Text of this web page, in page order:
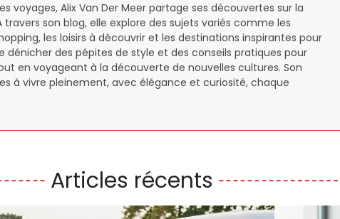
voyages, Alix Van Der Meer partage ses découvertes sur la
son blog, elle explore des sujets variés comme les
les loisirs à découvrir et les destinations inspirantes pour
dénicher des pépites de style et des conseils pratiques pour
en voyageant à la découverte de nouvelles cultures. Son
à vivre pleinement, avec élégance et curiosité, chaque
Articles récents